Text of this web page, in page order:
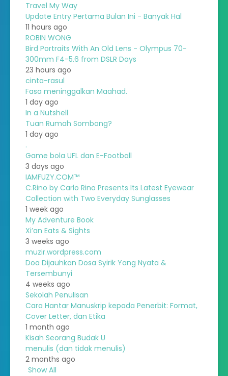
Travel My Way
Update Entry Pertama Bulan Ini - Banyak Hal
11 hours ago
ROBIN WONG
Bird Portraits With An Old Lens - Olympus 70-
300mm F4-5.6 from DSLR Days
23 hours ago
cinta-rasul
Fasa meninggalkan Maahad.
1 day ago
In a Nutshell
Tuan Rumah Sombong?
1 day ago
.
Game bola UFL dan E-Football
3 days ago
IAMFUZY.COM™
C.Rino by Carlo Rino Presents Its Latest Eyewear
Collection with Two Everyday Sunglasses
1 week ago
My Adventure Book
Xi’an Eats & Sights
3 weeks ago
muzir.wordpress.com
Doa Dijauhkan Dosa Syirik Yang Nyata &
Tersembunyi
4 weeks ago
Sekolah Penulisan
Cara Hantar Manuskrip kepada Penerbit: Format,
Cover Letter, dan Etika
1 month ago
Kisah Seorang Budak U
menulis (dan tidak menulis)
2 months ago
Show All